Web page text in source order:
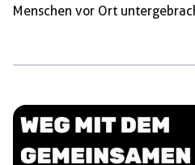
Menschen vor Ort
Bundesregierung auf den
Ukraine. Bei diesen Themen,
und Stimmungsmache